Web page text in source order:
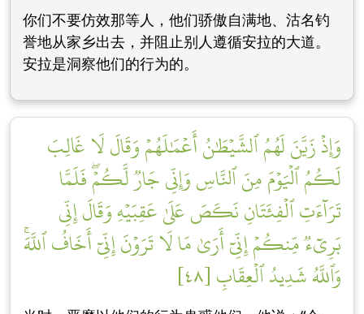
你们不要仿效那等人，他们骄傲自满地、沽名钓
誉地从家乡出去，并阻止别人遵循安拉的大道。
安拉是洞察他们的行为的。
وَإِذۡ زَيَّنَ لَهُمُ ٱلشَّيۡطَٰنُ أَعۡمَٰلَهُمۡ وَقَالَ لَا غَالِبَ
لَكُمُ ٱلۡيَوۡمَ مِنَ ٱلنَّاسِ وَإِنِّي جَارٞ لَّكُمۡۖ فَلَمَّا
تَرَآءَتِ ٱلۡفِئَتَانِ نَكَصَ عَلَىٰ عَقِبَيۡهِ وَقَالَ إِنِّي
بَرِيٓءٞ مِّنكُمۡ إِنِّيٓ أَرَىٰ مَا لَا تَرَوۡنَ إِنِّيٓ أَخَافُ ٱللَّهَۚ
وَٱللَّهُ شَدِيدُ ٱلۡعِقَابِ [٤٨]